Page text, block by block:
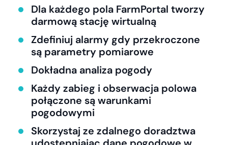
Dla każdego pola FarmPortal tworzy
darmową stację wirtualną
Zdefiniuj alarmy gdy przekroczone
są parametry pomiarowe
Dokładna analiza pogody
Każdy zabieg i obserwacja polowa
połączone są warunkami
pogodowymi
Skorzystaj ze zdalnego doradztwa